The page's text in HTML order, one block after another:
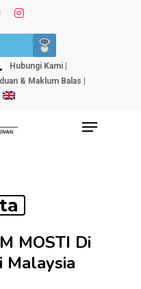
instagram
Hubungi Kami |
& Maklum Balas |
Menu
MOSTI Di
Malaysia